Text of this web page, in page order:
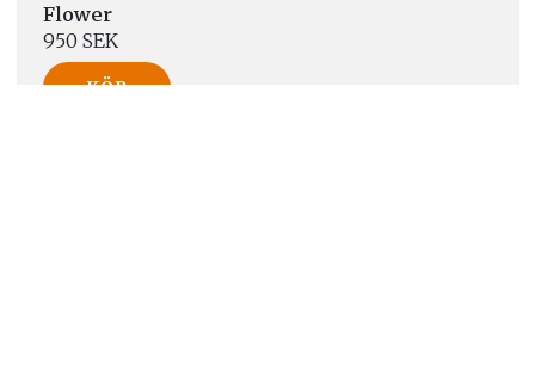
Flower
950 SEK
KÖP